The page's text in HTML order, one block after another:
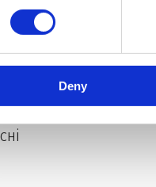
Deny
талією
руки у рукавах
зносить дах. )